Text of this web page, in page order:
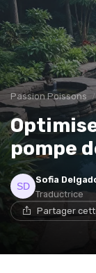
Passion Poissons
pompe
Sofia
Traductrice
Partager